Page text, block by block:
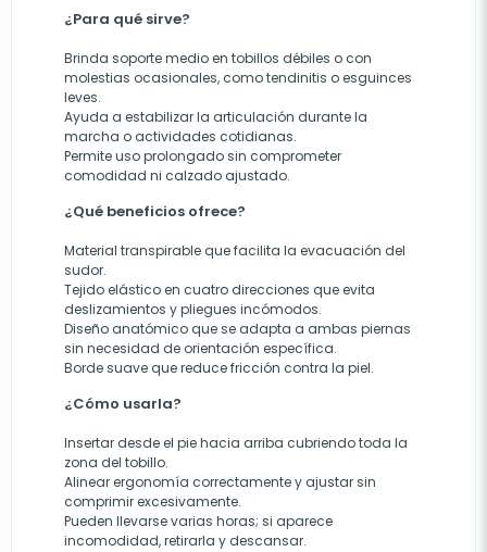
¿Para qué sirve?
Brinda soporte medio en tobillos débiles o con
molestias ocasionales, como tendinitis o esguinces
leves.
Ayuda a estabilizar la articulación durante la
marcha o actividades cotidianas.
Permite uso prolongado sin comprometer
comodidad ni calzado ajustado.
¿Qué beneficios ofrece?
Material transpirable que facilita la evacuación del
sudor.
Tejido elástico en cuatro direcciones que evita
deslizamientos y pliegues incómodos.
Diseño anatómico que se adapta a ambas piernas
sin necesidad de orientación específica.
Borde suave que reduce fricción contra la piel.
¿Cómo usarla?
Insertar desde el pie hacia arriba cubriendo toda la
zona del tobillo.
Alinear ergonomía correctamente y ajustar sin
comprimir excesivamente.
Pueden llevarse varias horas; si aparece
incomodidad, retirarla y descansar.